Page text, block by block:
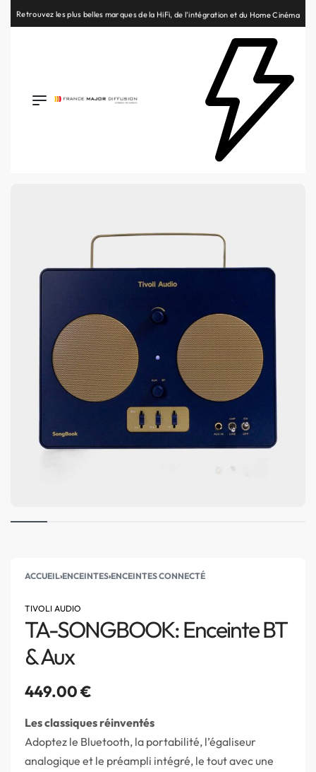
Retrouvez les plus belles marques de la HiFi, de l’intégration et du Home Cinéma
ACCUEIL›ENCEINTES›ENCEINTES CONNECTÉ
TIVOLI AUDIO
TA-SONGBOOK: Enceinte BT
& Aux
449.00€
Les classiques réinventés
Adoptez le Bluetooth, la portabilité, l’égaliseur
analogique et le préampli intégré, le tout avec une